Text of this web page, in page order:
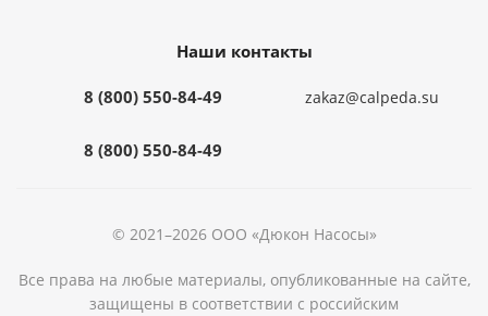
Наши контакты
8 (800) 550-84-49
8 (800) 550-84-49
zakaz@calpeda.su
© 2021–2026 ООО «Дюкон Насосы»
Все права на любые материалы, опубликованные на сайте,
защищены в соответствии с российским